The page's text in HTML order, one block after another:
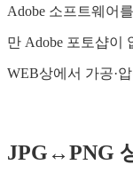
Adobe 소프트웨어
만 Adobe 포토샵이
WEB상에서 가공·
JPG↔PNG